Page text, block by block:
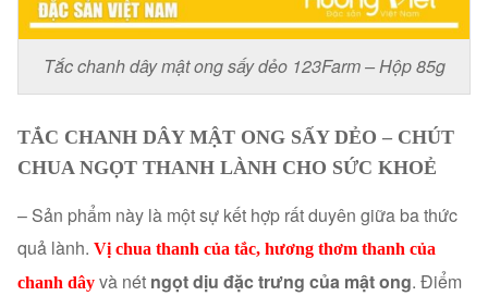
Tắc chanh dây mật ong sấy dẻo 123Farm – Hộp 85g
TẮC CHANH DÂY MẬT ONG SẤY DẺO – CHÚT
CHUA NGỌT THANH LÀNH CHO SỨC KHOẺ
– Sản phẩm này là một sự kết hợp rất duyên giữa ba thức
quả lành. Vị chua thanh của tắc, hương thơm thanh của
chanh dây và nét ngọt dịu đặc trưng của mật ong. Điểm